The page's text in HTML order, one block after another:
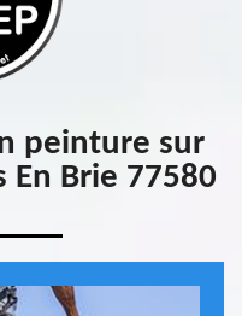
peinture sur
Brie 77580